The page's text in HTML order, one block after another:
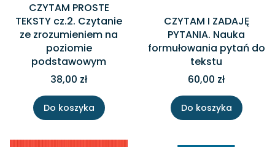
CZYTAM PROSTE
TEKSTY cz.2. Czytanie
ze zrozumieniem na
poziomie
podstawowym
38,00 zł
Do koszyka
CZYTAM I ZADAJĘ
PYTANIA. Nauka
formułowania pytań do
tekstu
60,00 zł
Do koszyka